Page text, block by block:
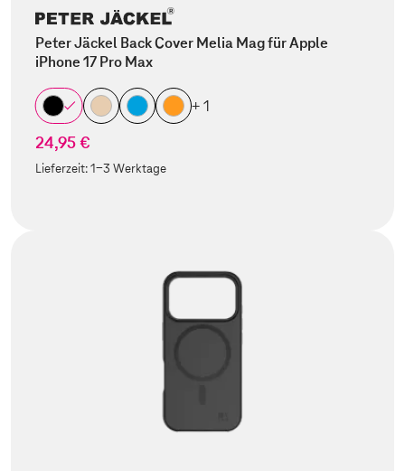
Peter Jäckel Back Cover Melia Mag für Apple
iPhone 17 Pro Max
+ 1
24,95 €
Lieferzeit:1-3 Werktage